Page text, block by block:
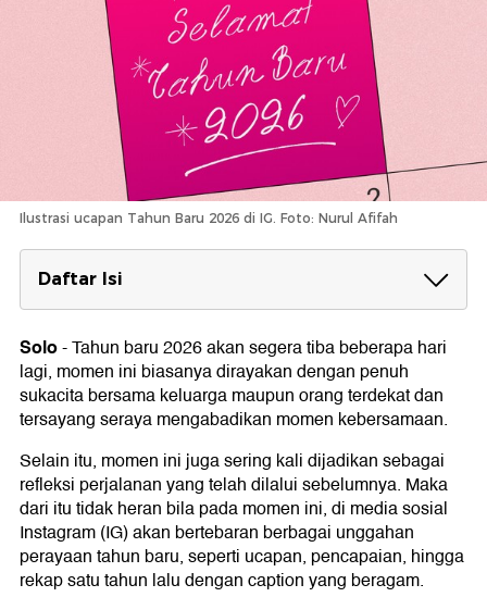
Ilustrasi ucapan Tahun Baru 2026 di IG. Foto: Nurul Afifah
Daftar Isi
1. Caption Tahun Baru 2026 Singkat
2. Caption Tahun Baru 2026 Bahasa Inggris
3. Caption Tahun Baru 2026 Formal
4. Caption Tahun Baru 2026 Lucu
5. Caption Tahun Baru 2026 Inspiratif
6. Caption Tahun Baru 2026 Penuh Doa dan
Harapan
Solo-Tahun baru 2026 akan segera tiba beberapa hari
lagi, momen ini biasanya dirayakan dengan penuh
sukacita bersama keluarga maupun orang terdekat dan
tersayang seraya mengabadikan momen kebersamaan.
Selain itu, momen ini juga sering kali dijadikan sebagai
refleksi perjalanan yang telah dilalui sebelumnya. Maka
dari itu tidak heran bila pada momen ini, di media sosial
Instagram (IG) akan bertebaran berbagai unggahan
perayaan tahun baru, seperti ucapan, pencapaian, hingga
rekap satu tahun lalu dengan caption yang beragam.